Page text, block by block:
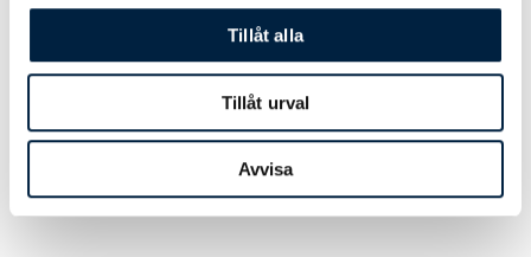
Tillåt alla
Tillåt urval
Avvisa
Prislista
Pris kr / st 395,00 379,00 369,00